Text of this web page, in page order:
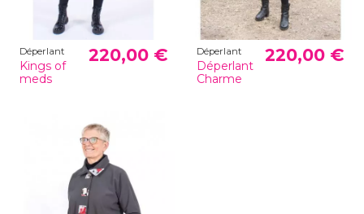
Déperlant
Kings of
meds
220,00 € Déperlant
Déperlant
Charme
220,00 €